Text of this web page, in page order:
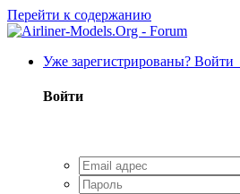
Перейти к содержанию
Уже зарегистрированы? Войти
Войти